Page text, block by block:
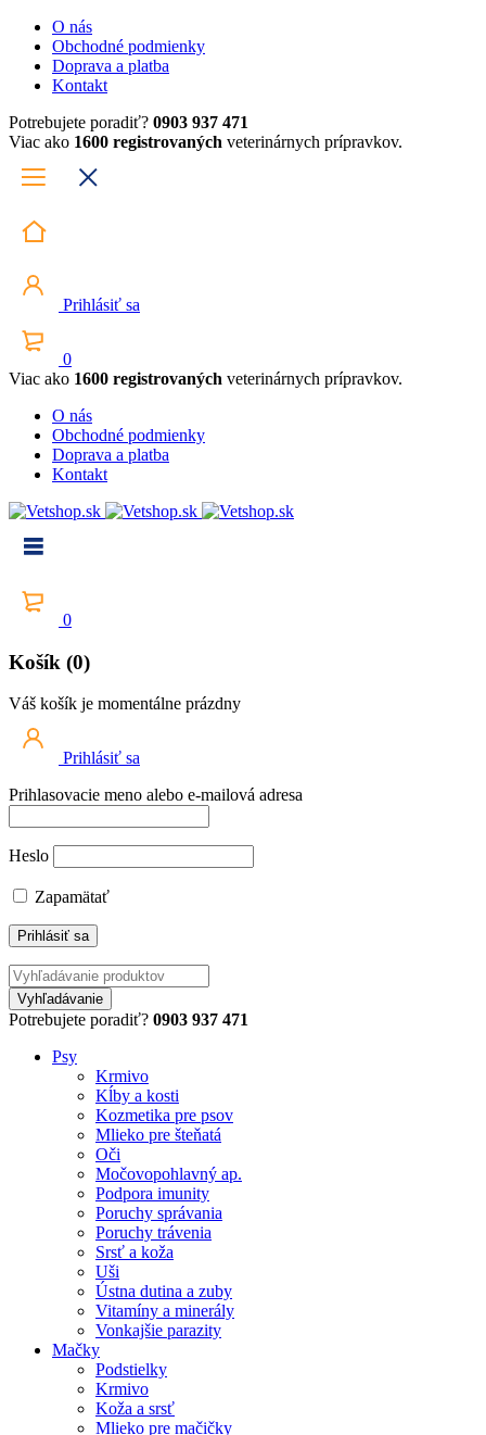
O nás
Obchodné podmienky
Doprava a platba
Kontakt
Potrebujete poradiť? 0903 937 471
Viac ako 1600 registrovaných veterinárnych prípravkov.
Prihlásiť sa
0
Viac ako 1600 registrovaných veterinárnych prípravkov.
O nás
Obchodné podmienky
Doprava a platba
Kontakt
0
Košík (0)
Váš košík je momentálne prázdny
Prihlásiť sa
Prihlasovacie meno alebo e-mailová adresa
Heslo
Zapamätať
Potrebujete poradiť? 0903 937 471
Psy
Krmivo
Kĺby a kosti
Kozmetika pre psov
Mlieko pre šteňatá
Oči
Močovopohlavný ap.
Podpora imunity
Poruchy správania
Poruchy trávenia
Srsť a koža
Uši
Ústna dutina a zuby
Vitamíny a minerály
Vonkajšie parazity
Mačky
Podstielky
Krmivo
Koža a srsť
Mlieko pre mačičky